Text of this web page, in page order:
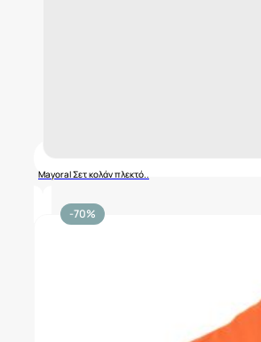
Mayoral Σετ κολάν πλεκτό..
-70%